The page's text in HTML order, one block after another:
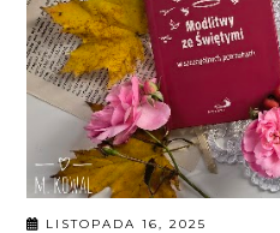
LISTOPADA 16, 2025